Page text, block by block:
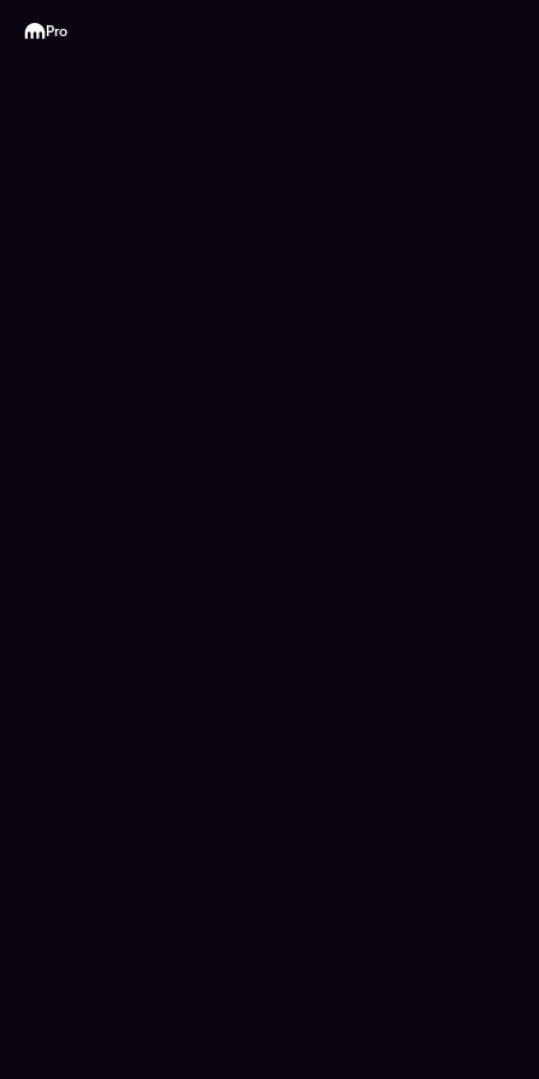
Kraken
Pro